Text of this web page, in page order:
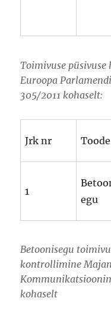
Toimivuse
Euroopa
305/2011 kohaselt:
Jrk nr Toode
1
egu
Betoonisegu
kontrollimine
kohaselt